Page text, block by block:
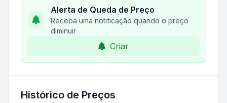
Alerta de Queda de Preço
Receba uma notificação quando o preço
diminuir
Criar
Histórico de Preços